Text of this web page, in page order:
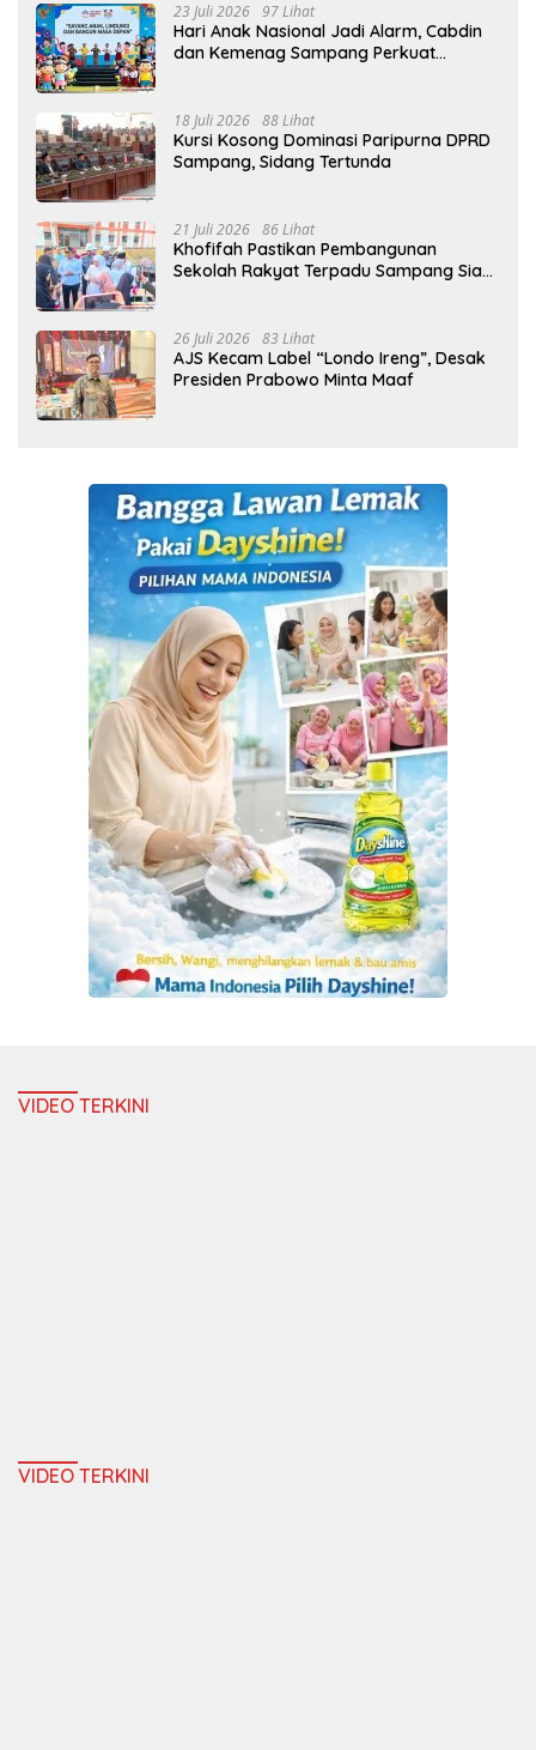
23 Juli 2026 97 Lihat
Hari Anak Nasional Jadi Alarm, Cabdin
dan Kemenag Sampang Perkuat
18 Juli 2026 88 Lihat
Kursi Kosong Dominasi Paripurna DPRD
Sampang, Sidang Tertunda
21 Juli 2026 86 Lihat
Khofifah Pastikan Pembangunan
Sekolah Rakyat Terpadu Sampang Siap
26 Juli 2026 83 Lihat
AJS Kecam Label “Londo Ireng”, Desak
Presiden Prabowo Minta Maaf
VIDEO TERKINI
VIDEO TERKINI